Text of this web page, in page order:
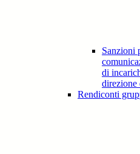
Sanzioni
di
direzione
Rendiconti